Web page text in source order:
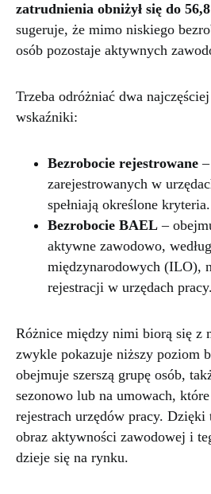
zatrudnienia obniżył się do
sugeruje, że mimo niskiego
osób pozostaje aktywnych
Trzeba odróżniać dwa
wskaźniki:
Bezrobocie rejestrowane
zarejestrowanych w
spełniają określone kryteria.
Bezrobocie BAEL –
aktywne zawodowo,
międzynarodowych (ILO),
rejestracji w urzędach pracy.
Różnice między nimi biorą się z
zwykle pokazuje niższy poziom
obejmuje szerszą grupę osób,
sezonowo lub na umowach,
rejestrach urzędów pracy. Dzięki
obraz aktywności zawodowej i
dzieje się na rynku.